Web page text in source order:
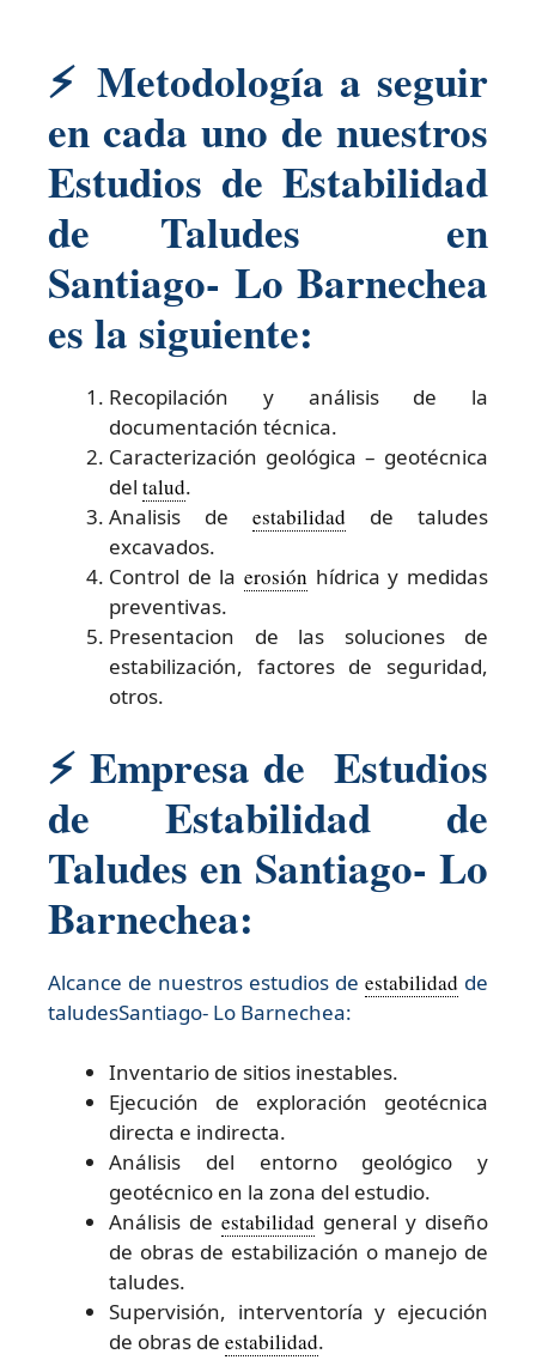
⚡ Metodología a seguir
en cada uno de nuestros
Estudios de Estabilidad
de Taludes en
Santiago- Lo Barnechea
es la siguiente:
Recopilación y análisis de la
documentación técnica.
Caracterización geológica – geotécnica
del talud.
Analisis de estabilidad de taludes
excavados.
Control de la erosión hídrica y medidas
preventivas.
Presentacion de las soluciones de
estabilización, factores de seguridad,
otros.
⚡ Empresa de Estudios
de Estabilidad de
Taludes en Santiago- Lo
Barnechea:
Alcance de nuestros estudios de estabilidad de
taludesSantiago- Lo Barnechea:​
Inventario de sitios inestables.
Ejecución de exploración geotécnica
directa e indirecta.
Análisis del entorno geológico y
geotécnico en la zona del estudio.
Análisis de estabilidad general y diseño
de obras de estabilización o manejo de
taludes.
Supervisión, interventoría y ejecución
de obras de estabilidad.